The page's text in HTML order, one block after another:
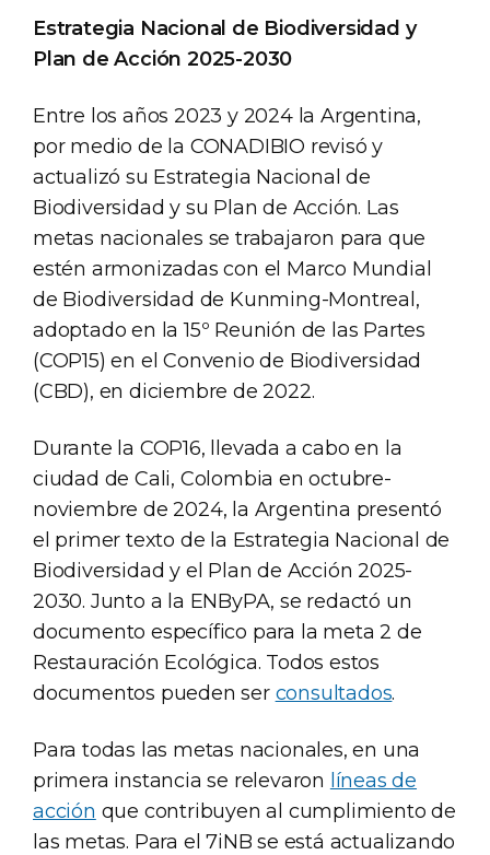
Estrategia Nacional de Biodiversidad y
Plan de Acción 2025-2030
Entre los años 2023 y 2024 la Argentina,
por medio de la CONADIBIO revisó y
actualizó su Estrategia Nacional de
Biodiversidad y su Plan de Acción. Las
metas nacionales se trabajaron para que
estén armonizadas con el Marco Mundial
de Biodiversidad de Kunming-Montreal,
adoptado en la 15º Reunión de las Partes
(COP15) en el Convenio de Biodiversidad
(CBD), en diciembre de 2022.
Durante la COP16, llevada a cabo en la
ciudad de Cali, Colombia en octubre-
noviembre de 2024, la Argentina presentó
el primer texto de la Estrategia Nacional de
Biodiversidad y el Plan de Acción 2025-
2030. Junto a la ENByPA, se redactó un
documento específico para la meta 2 de
Restauración Ecológica. Todos estos
documentos pueden ser consultados.
Para todas las metas nacionales, en una
primera instancia se relevaron líneas de
acción que contribuyen al cumplimiento de
las metas. Para el 7iNB se está actualizando